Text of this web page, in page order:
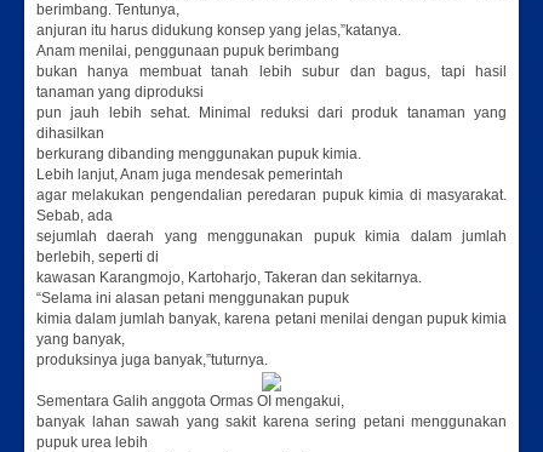
berimbang. Tentunya,
anjuran itu harus didukung konsep yang jelas,”katanya.
Anam menilai, penggunaan pupuk berimbang
bukan hanya membuat tanah lebih subur dan bagus, tapi hasil
tanaman yang diproduksi
pun jauh lebih sehat. Minimal reduksi dari produk tanaman yang
dihasilkan
berkurang dibanding menggunakan pupuk kimia.
Lebih lanjut, Anam juga mendesak pemerintah
agar melakukan pengendalian peredaran pupuk kimia di masyarakat.
Sebab, ada
sejumlah daerah yang menggunakan pupuk kimia dalam jumlah
berlebih, seperti di
kawasan Karangmojo, Kartoharjo, Takeran dan sekitarnya.
“Selama ini alasan petani menggunakan pupuk
kimia dalam jumlah banyak, karena petani menilai dengan pupuk kimia
yang banyak,
produksinya juga banyak,”tuturnya.
Sementara Galih anggota Ormas OI mengakui,
banyak lahan sawah yang sakit karena sering petani menggunakan
pupuk urea lebih